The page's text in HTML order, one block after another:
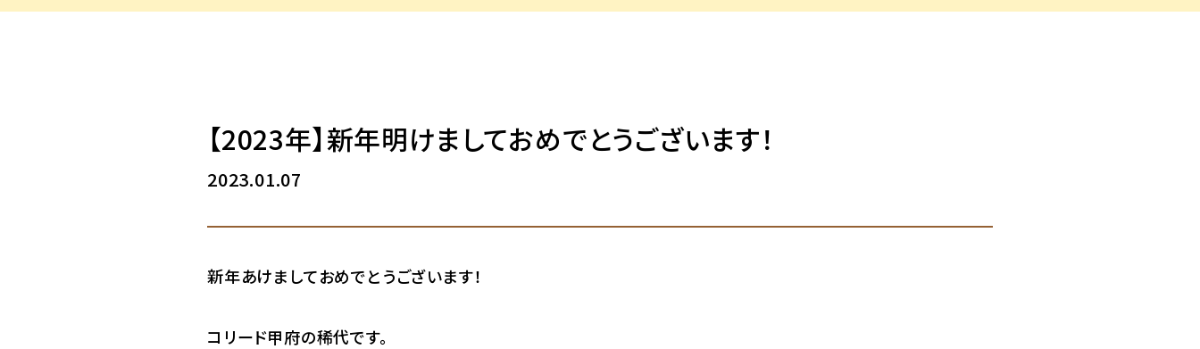
【2023年】新年明けましておめでとうございます！
2023.01.07
新年あけましておめでとうございます！
コリード甲府の稀代です。